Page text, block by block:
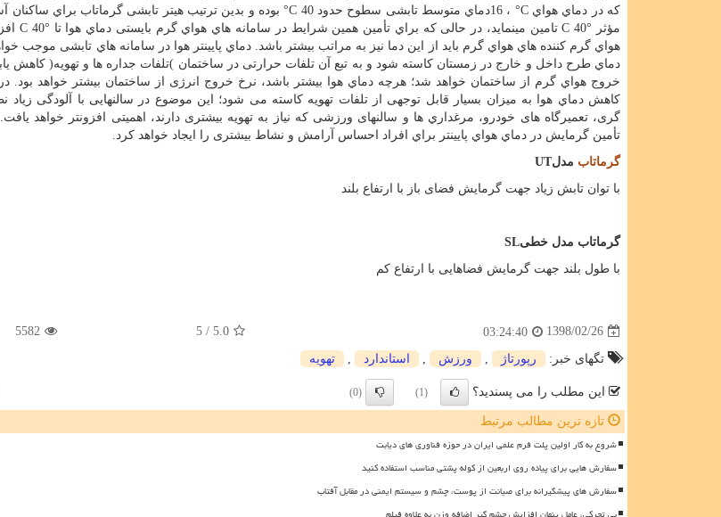
كه در دماي هواي °C ، 16دماي متوسط تابشی سطوح حدود °C 40 بوده و بدین ترتیب هیتر تابشی گرماتاب براي ساكنان
مؤثر
C 40°تامین مینماید، در حالی كه براي تأمین همین شرایط در سامانه هاي هواي گرم بایستی دماي هوا تا C 40°
هواي گرم كننده هاي هواي گرم باید از این دما نیز به مراتب بیشتر باشد. دماي پایینتر هوا در سامانه هاي تابشی موجب
دماي طرح داخل و خارج در زمستان كاسته شود و به تبع آن تلفات حرارتی در ساختمان )تلفات جداره ها و تهویه( كاهش
خروج هواي گرم از ساختمان خواهد شد؛ هرچه دماي هوا بیشتر باشد، نرخ خروج انرژی از ساختمان بیشتر خواهد بود. در
كاهش دماي هوا به میزان بسیار قابل توجهی از تلفات تهویه کاسته می شود؛ این موضوع در سالنهایی با آلودگی زیاد
گری، تعمیرگاه های خودرو، مرغداري ها و سالنهای ورزشی که نیاز به تهویه بیشتری دارند، اهمیتی افزونتر خواهد
تأمین گرمایش در دماي هواي پایینتر براي افراد احساس آرامش و نشاط بیشتری را ایجاد خواهد كرد.
گرماتاب مدلUT
با توان تابش زیاد جهت گرمایش فضای باز با ارتفاع بلند
گرماتاب مدل خطیSL
با طول بلند جهت گرمایش فضاهایی با ارتفاع کم
1398/02/26
03:24:40
5.0
/ 5
5582
تگهای خبر: رپورتاژ ورزش استاندارد تهویه
این مطلب را می پسندید؟ (1)
(0)
تازه ترین مطالب مرتبط
شروع به کار اولین پلت فرم علمی ایران در حوزه فناوری های دیابت
سفارش هایی برای پیاده روی اربعین از کوله پشتی مناسب استفاده کنید
سفارش های پیشگیرانه برای صیانت از پوست، چشم و سیستم ایمنی در مقابل آفتاب